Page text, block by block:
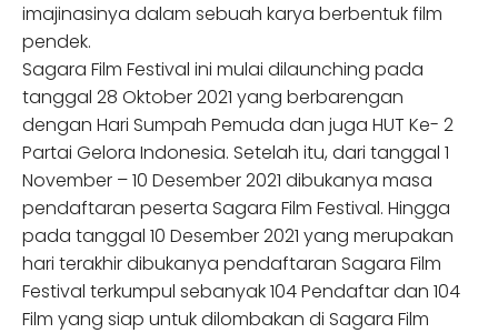
imajinasinya dalam sebuah karya berbentuk film
pendek.
Sagara Film Festival ini mulai dilaunching pada
tanggal 28 Oktober 2021 yang berbarengan
dengan Hari Sumpah Pemuda dan juga HUT Ke- 2
Partai Gelora Indonesia. Setelah itu, dari tanggal 1
November – 10 Desember 2021 dibukanya masa
pendaftaran peserta Sagara Film Festival. Hingga
pada tanggal 10 Desember 2021 yang merupakan
hari terakhir dibukanya pendaftaran Sagara Film
Festival terkumpul sebanyak 104 Pendaftar dan 104
Film yang siap untuk dilombakan di Sagara Film